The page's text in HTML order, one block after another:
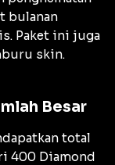
bulanan
Paket ini juga
skin.
Besar
total
400 Diamond